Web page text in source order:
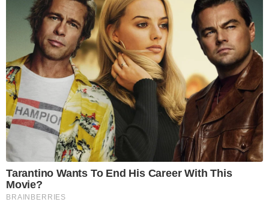
Tarantino Wants To End His Career With This
Movie?
BRAINBERRIES